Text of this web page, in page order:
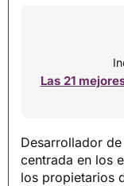
Las 21
Desarrollador
centrada en los
los propietarios